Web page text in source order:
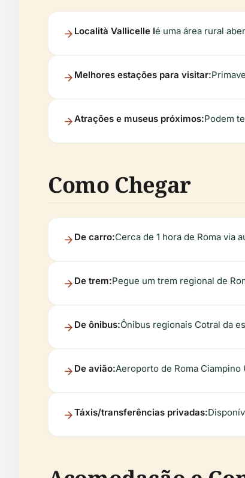
Località Vallicelle Ié uma área rural
Melhores estações para visitar:
Atrações e museus próximos:Podem
Como Chegar
De carro:Cerca de 1 hora de Roma via
De trem:Pegue um trem regional de
De ônibus:Ônibus regionais Cotral da
De avião:Aeroporto de Roma
Táxis/transferências privadas: